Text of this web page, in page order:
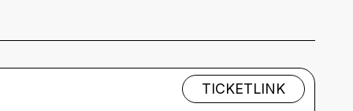
TICKETLINK